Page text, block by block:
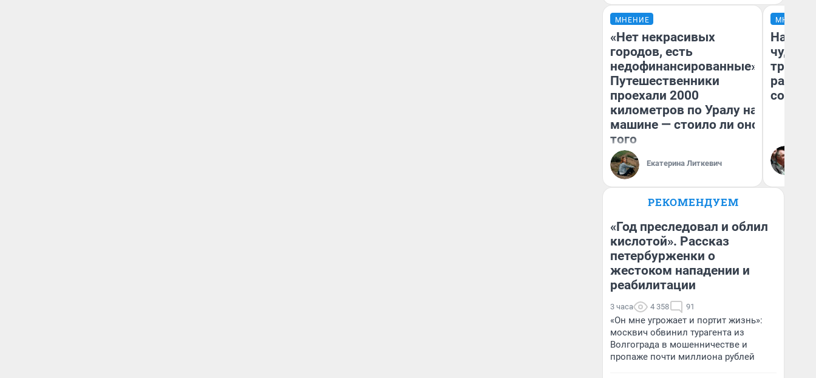
МНЕНИЕ
«Нет некрасивых
городов, есть
недофинансированные».
Путешественники
проехали 2000
километров по Уралу на
машине — стоило ли оно
того
Екатерина Литкевич
МНЕНИЕ
чудом
РЕКОМЕНДУЕМ
«Год преследовал и облил
кислотой». Рассказ
петербурженки о
жестоком нападении и
реабилитации
3 часа 4 358 91
«Он мне угрожает и портит жизнь»:
москвич обвинил турагента из
Волгограда в мошенничестве и
пропаже почти миллиона рублей